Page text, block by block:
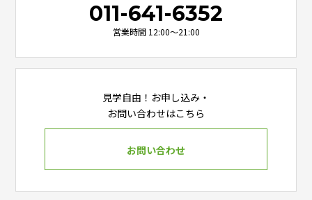
011-641-6352
営業時間 12:00～21:00
見学自由！お申し込み・
お問い合わせはこちら
お問い合わせ